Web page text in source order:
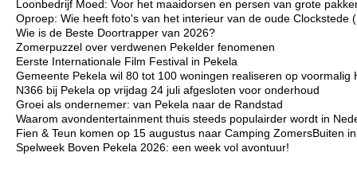
Loonbedrijf Moed: Voor het maaidorsen en persen van grote
Oproep: Wie heeft foto's van het interieur van de oude Clockstede
Wie is de Beste Doortrapper van 2026?
Zomerpuzzel over verdwenen Pekelder fenomenen
Eerste Internationale Film Festival in Pekela
Gemeente Pekela wil 80 tot 100 woningen realiseren op voormalig
N366 bij Pekela op vrijdag 24 juli afgesloten voor onderhoud
Groei als ondernemer: van Pekela naar de Randstad
Waarom avondentertainment thuis steeds populairder wordt in
Fien & Teun komen op 15 augustus naar Camping ZomersBuiten
Spelweek Boven Pekela 2026: een week vol avontuur!